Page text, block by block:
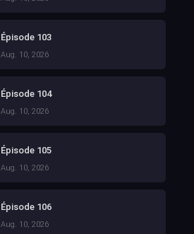
Épisode 103
Aug. 10, 2026
Épisode 104
Aug. 10, 2026
Épisode 105
Aug. 10, 2026
Épisode 106
Aug. 10, 2026